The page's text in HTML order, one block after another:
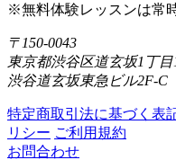
※無料体験レッスンは常
〒150-0043
東京都渋谷区道玄坂1丁目
渋谷道玄坂東急ビル2F-C
特定商取引法に基づく表
リシー ご利用規約
お問合わせ